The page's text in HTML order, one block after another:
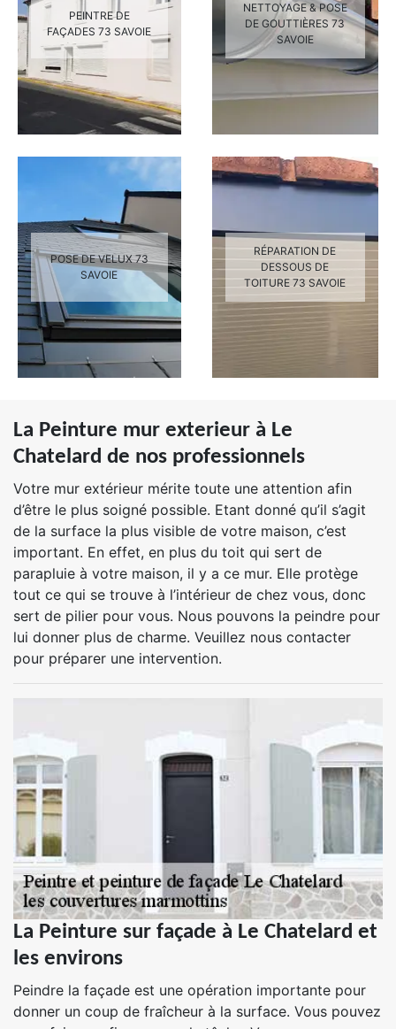
PEINTRE DE
FAÇADES 73 SAVOIE
NETTOYAGE & POSE
DE GOUTTIÈRES 73
SAVOIE
POSE DE VELUX 73
SAVOIE
RÉPARATION DE
DESSOUS DE
TOITURE 73 SAVOIE
La Peinture mur exterieur à Le
Chatelard de nos professionnels
Votre mur extérieur mérite toute une attention afin
d’être le plus soigné possible. Etant donné qu’il s’agit
de la surface la plus visible de votre maison, c’est
important. En effet, en plus du toit qui sert de
parapluie à votre maison, il y a ce mur. Elle protège
tout ce qui se trouve à l’intérieur de chez vous, donc
sert de pilier pour vous. Nous pouvons la peindre pour
lui donner plus de charme. Veuillez nous contacter
pour préparer une intervention.
La Peinture sur façade à Le Chatelard et
les environs
Peindre la façade est une opération importante pour
donner un coup de fraîcheur à la surface. Vous pouvez